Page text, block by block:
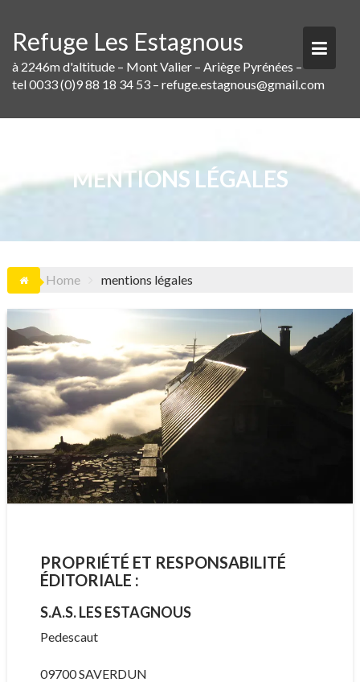
content
Refuge Les Estagnous
à 2246m d'altitude – Mont Valier – Ariège Pyrénées –
tel 0033 (0)9 88 18 34 53 – refuge.estagnous@gmail.com
MENTIONS LÉGALES
Home mentions légales
PROPRIÉTÉ ET RESPONSABILITÉ
ÉDITORIALE :
S.A.S. LES ESTAGNOUS
Pedescaut
09700 SAVERDUN